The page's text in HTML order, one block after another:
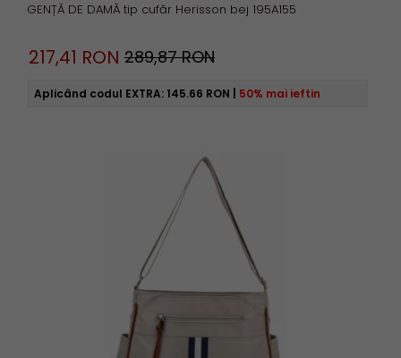
GENȚĂ DE DAMĂ tip cufăr Herisson bej 195A155
217,41 RON 289,87 RON
Aplicând codul EXTRA: 145.66 RON 50% mai ieftin